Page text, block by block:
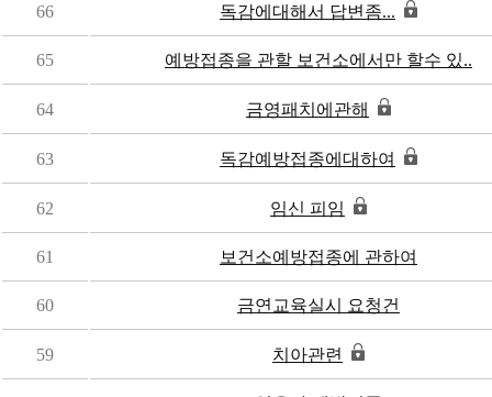
66 독감에대해서 답변좀...
65 예방접종을 관할 보건소에서만 할수 있..
64 금영패치에관해
63 독감예방접종에대하여
62 임신 피임
61 보건소예방접종에 관하여
60 금연교육실시 요청건
59 치아관련